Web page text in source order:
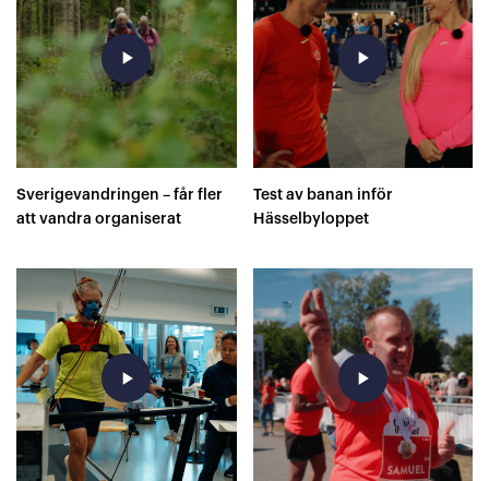
play_arrow
Sverigevandringen – får fler
att vandra organiserat
play_arrow
Test av banan inför
Hässelbyloppet
play_arrow play_arrow